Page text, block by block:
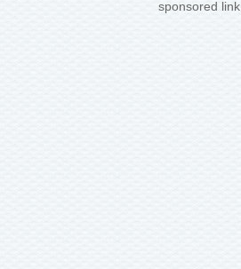
sponsored link